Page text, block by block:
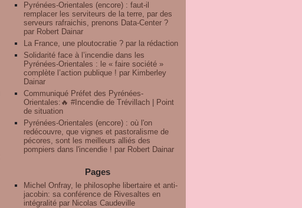
Pyrénées-Orientales (encore) : faut-il
remplacer les serviteurs de la terre, par des
serveurs rafraichis, prenons Data-Center ?
par Robert Dainar
La France, une ploutocratie ? par la rédaction
Solidarité face à l’incendie dans les
Pyrénées-Orientales : le « faire société »
complète l’action publique ! par Kimberley
Dainar
Communiqué Préfet des Pyrénées-
Orientales:🔥 #Incendie de Trévillach | Point
de situation
Pyrénées-Orientales (encore) : où l'on
redécouvre, que vignes et pastoralisme de
pécores, sont les meilleurs alliés des
pompiers dans l'incendie ! par Robert Dainar
Pages
Michel Onfray, le philosophe libertaire et anti-
jacobin: sa conférence de Rivesaltes en
intégralité par Nicolas Caudeville